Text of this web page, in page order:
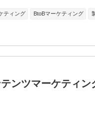
ティング BtoBマーケティング
ンツマーケティン